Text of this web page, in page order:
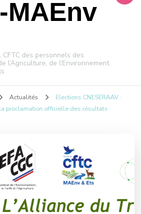
MAEnv
CFTC des personnels des
l’Agriculture, de l’Environnement
Actualités
Elections CNESERAAV :
proclamation officielle des résultats